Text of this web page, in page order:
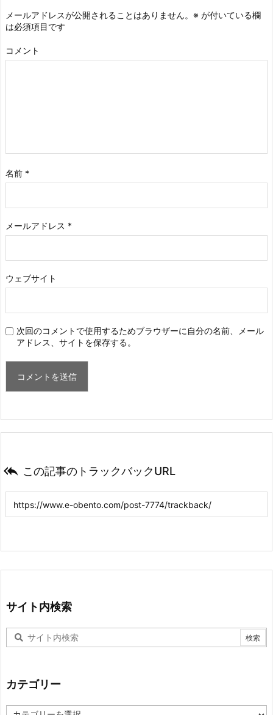
メールアドレスが公開されることはありません。 ※ が付いている欄
は必須項目です
コメント
名前 *
メールアドレス *
ウェブサイト
次回のコメントで使用するためブラウザーに自分の名前、メール
アドレス、サイトを保存する。
 この記事のトラックバックURL
サイト内検索
カテゴリー